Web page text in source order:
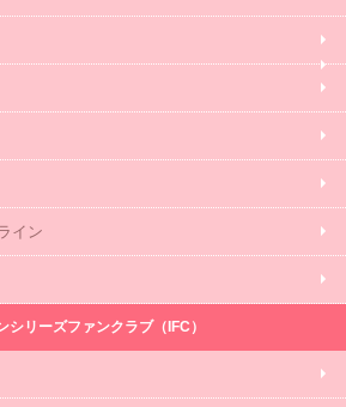
イン
シリーズファンクラブ（IFC）